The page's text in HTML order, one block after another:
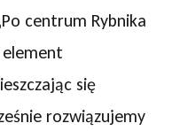
centrum Rybnika
element
się
rozwiązujemy